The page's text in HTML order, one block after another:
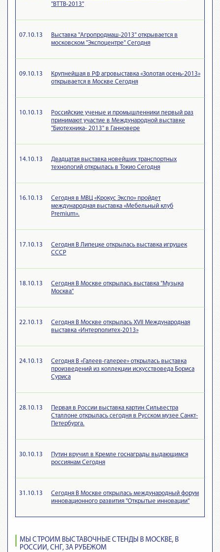
"ВТТВ-2013"
07.10.13
Выставка "Агропродмаш-2013" открывается в
московском "Экспоцентре" Сегодня
09.10.13
Крупнейшая в РФ агровыставка «Золотая осень-2013»
открывается в Москве Сегодня
10.10.13
Российские ученые и промышленники первый раз
принимают участие в Международной выставке
"Биотехника- 2013" в Ганновере
14.10.13
Двадцатая выставка новейших транспортных
технологий открылась в Токио Сегодня
16.10.13
Сегодня в МВЦ «Крокус Экспо» пройдет
международная выставка «Мебельный клуб
Premium».
17.10.13
Сегодня В Липецке открылась выставка игрушек
СССР
18.10.13
Сегодня В Москве открылась выставка "Музыка
Москва"
22.10.13
Сегодня В Москве открылась XVII Международная
выставка «Интерполитех-2013»
24.10.13
Сегодня В «Галеев-галерее» открылась выставка
произведений из коллекции искусствоведа Бориса
Суриса
28.10.13
Первая в России выставка картин Сильвестра
Сталлоне открылась сегодня в Русском музее Санкт-
Петербурга.
30.10.13
Путин вручил в Кремле госнаграды выдающимся
россиянам Сегодня
31.10.13
Сегодня В Москве открылась международный форум
инновационного развития "Открытые инновации"
МЫ СТРОИМ ВЫСТАВОЧНЫЕ СТЕНДЫ В МОСКВЕ, В
РОССИИ, СНГ, ЗА РУБЕЖОМ